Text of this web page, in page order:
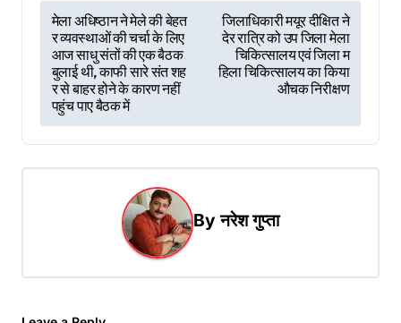
P
o
s
n
a
a
मेला अधिष्ठान ने मेले की बेहत
र व्यवस्थाओं की चर्चा के लिए
आज साधु संतों की एक बैठक
बुलाई थी, काफी सारे संत शह
र से बाहर होने के कारण नहीं
पहुंच पाए बैठक में
जिलाधिकारी मयूर दीक्षित ने
देर रात्रि को उप जिला मेला
चिकित्सालय एवं जिला म
हिला चिकित्सालय का किया
औचक निरीक्षण
Byनरेश गुप्ता